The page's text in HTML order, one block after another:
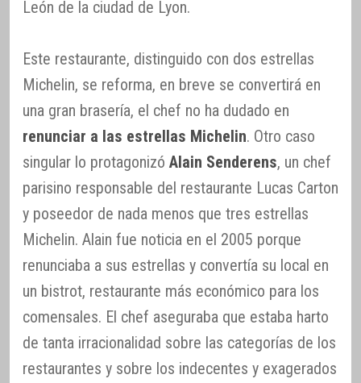
León de la ciudad de Lyon.
Este restaurante, distinguido con dos estrellas
Michelin, se reforma, en breve se convertirá en
una gran brasería, el chef no ha dudado en
renunciar a las estrellas Michelin. Otro caso
singular lo protagonizó Alain Senderens, un chef
parisino responsable del restaurante Lucas Carton
y poseedor de nada menos que tres estrellas
Michelin. Alain fue noticia en el 2005 porque
renunciaba a sus estrellas y convertía su local en
un bistrot, restaurante más económico para los
comensales. El chef aseguraba que estaba harto
de tanta irracionalidad sobre las categorías de los
restaurantes y sobre los indecentes y exagerados